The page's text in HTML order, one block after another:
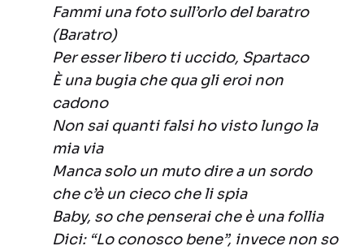
Fammi una foto sull’orlo del baratro
(Baratro)
Per esser libero ti uccido, Spartaco
È una bugia che qua gli eroi non
cadono
Non sai quanti falsi ho visto lungo la
mia via
Manca solo un muto dire a un sordo
che c’è un cieco che li spia
Baby, so che penserai che è una follia
Dici: “Lo conosco bene”, invece non so